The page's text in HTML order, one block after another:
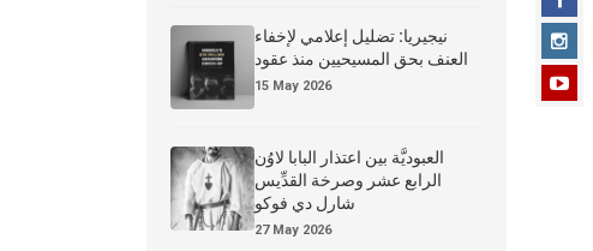
نيجيريا: تضليل إعلامي لإخفاء
العنف بحق المسيحيين منذ عقود
15 May 2026
العبوديَّة بين اعتذار البابا لاوُن
الرابع عشر وصرخة القدِّيس
شارل دي فوكو
27 May 2026